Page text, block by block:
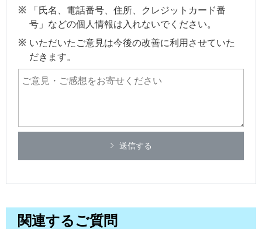
「氏名、電話番号、住所、クレジットカード番
号」などの個人情報は入れないでください。
いただいたご意見は今後の改善に利用させていた
だきます。
送信する
関連するご質問